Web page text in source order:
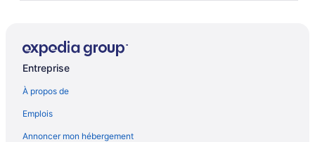
Entreprise
À propos de
Emplois
Annoncer mon hébergement